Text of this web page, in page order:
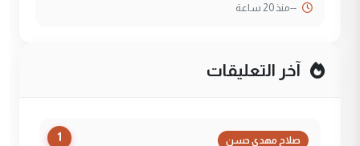
--منذ 20 ساعة
آخر التعليقات
1 صلاح مهدي حسن